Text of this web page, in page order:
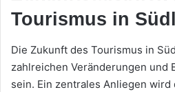
Tourismus in
Die Zukunft des Tourismus in
zahlreichen Veränderungen und
sein. Ein zentrales Anliegen